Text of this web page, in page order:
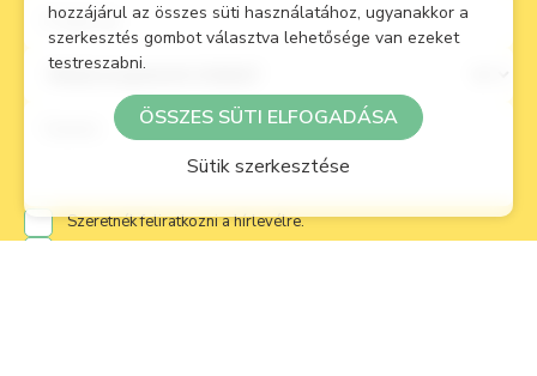
Szeretnék feliratkozni a hírlevélre.
hozzájárul az összes süti használatához, ugyanakkor a
szerkesztés gombot választva lehetősége van ezeket
testreszabni.
ÖSSZES SÜTI ELFOGADÁSA
Sütik szerkesztése